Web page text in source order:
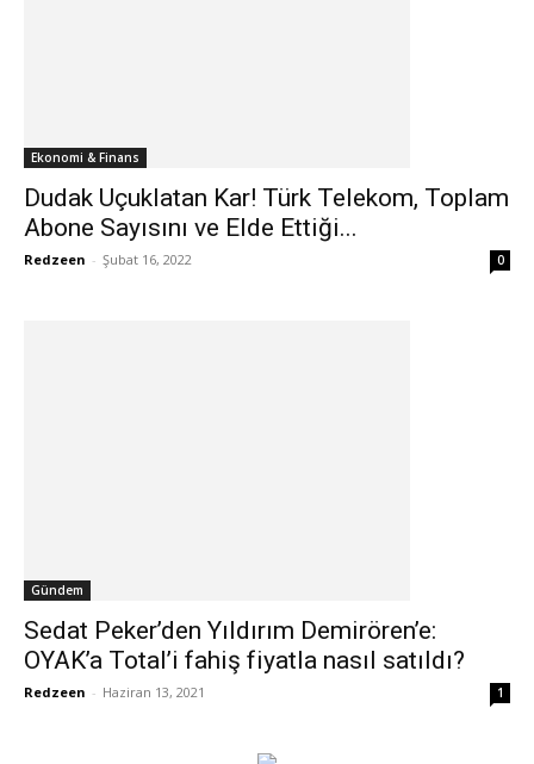
Ekonomi & Finans
Dudak Uçuklatan Kar! Türk Telekom, Toplam
Abone Sayısını ve Elde Ettiği...
Redzeen - Şubat 16, 2022 0
Gündem
Sedat Peker’den Yıldırım Demirören’e:
OYAK’a Total’i fahiş fiyatla nasıl satıldı?
Redzeen - Haziran 13, 2021 1